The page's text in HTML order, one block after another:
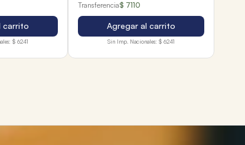
carrito
$ 6241
Transferencia$ 7110
Agregar al carrito
Sin Imp. Nacionales: $ 6241